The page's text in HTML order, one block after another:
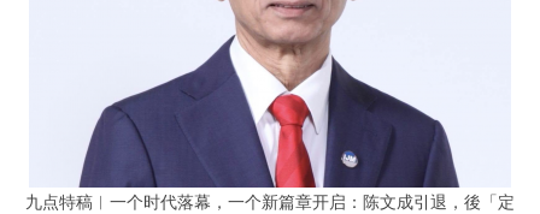
九点特稿︱一个时代落幕，一个新篇章开启：陈文成引退，後「定